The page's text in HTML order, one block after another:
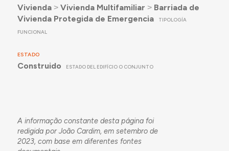
Vivienda˃ Vivienda Multifamiliar ˃ Barriada de
Vivienda Protegida de Emergencia
TIPOLOGÍA
FUNCIONAL
ESTADO
Construido ESTADO DEL EDIFÍCIO O CONJUNTO
A informação constante desta página foi
redigida por João Cardim, em setembro de
2023, com base em diferentes fontes